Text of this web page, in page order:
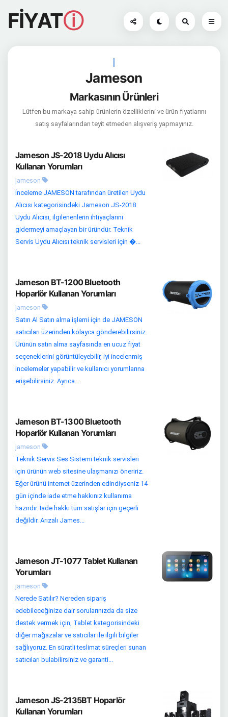
FİYATⓘ
|
Jameson
Markasının Ürünleri
Lütfen bu markaya sahip ürünlerin özelliklerini ve ürün fiyatlarını
satış sayfalarından teyit etmeden alışveriş yapmayınız.
Jameson JS-2018 Uydu Alıcısı
Kullanan Yorumları
jameson
İnceleme JAMESON tarafından üretilen Uydu
Alıcısı kategorisindeki Jameson JS-2018
Uydu Alıcısı, ilgilenenlerin ihtiyaçlarını
gidermeyi amaçlayan bir üründür. Teknik
Servis Uydu Alıcısı teknik servisleri için �...
Jameson BT-1200 Bluetooth
Hoparlör Kullanan Yorumları
jameson
Satın Al Satın alma işlemi için de JAMESON
satıcıları üzerinden kolayca gönderebilirsiniz.
Ürünün satın alma sayfasında en ucuz fiyat
seçeneklerini görüntüleyebilir, iyi incelenmiş
incelemeler yapabilir ve kullanıcı yorumlarına
erişebilirsiniz. Ayrıca...
Jameson BT-1300 Bluetooth
Hoparlör Kullanan Yorumları
jameson
Teknik Servis Ses Sistemi teknik servisleri
için ürünün web sitesine ulaşmanızı öneririz.
Eğer ürünü internet üzerinden edindiyseniz 14
gün içinde iade etme hakkınız kullanıma
hazırdır. İade hakkı tüm satışlar için geçerli
değildir. Arızalı James...
Jameson JT-1077 Tablet Kullanan
Yorumları
jameson
Nerede Satılır? Nereden sipariş
edebileceğinize dair sorularınızda da size
destek vermek için, Tablet kategorisindeki
diğer mağazalar ve satıcılar ile ilgili bilgiler
sağlıyoruz. En süratli teslimat süreçleri sunan
satıcıları bulabilirsiniz ve garanti...
Jameson JS-2135BT Hoparlör
Kullanan Yorumları